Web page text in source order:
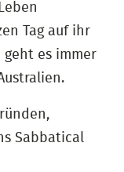
Tag auf ihr
geht es immer
Sabbatical